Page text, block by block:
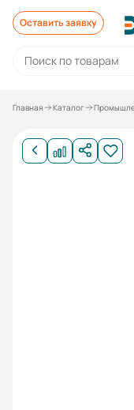
Оставить заявку
Главная Каталог